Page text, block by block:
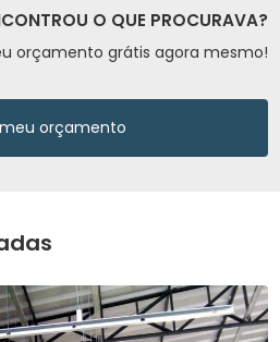
O QUE PROCURAVA?
orçamento grátis agora mesmo!
orçamento